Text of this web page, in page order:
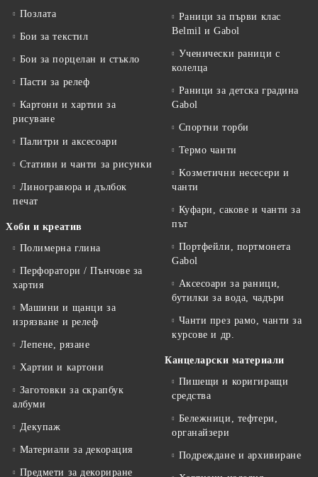
Позлата
Бои за текстил
Бои за порцелан и стъкло
Пасти за релеф
Картони и хартии за
рисуване
Палитри и аксесоари
Стативи и чанти за рисунки
Линогравюра и дълбок
печат
Хоби и креатив
Полимерна глина
Перфоратори / Пънчове за
хартия
Машини и щанци за
изрязване и релеф
Лепене, рязане
Хартии и картони
Заготовки за скрапбук
албуми
Декупаж
Материали за декорация
Предмети за декориране
Раници за първи клас
Belmil и Gabol
Ученически раници с
колелца
Раници за детска градина
Gabol
Спортни торби
Термо чанти
Kозметични несесери и
чанти
Куфари, сакове и чанти за
път
Портфейли, портмонета
Gabol
Аксесоари за раници,
бутилки за вода, чадъри
Чанти през рамо, чанти за
курсове и др.
Канцеларски материали
Пишещи и коригиращи
средства
Бележници, тефтери,
органайзери
Подреждане и архивиране